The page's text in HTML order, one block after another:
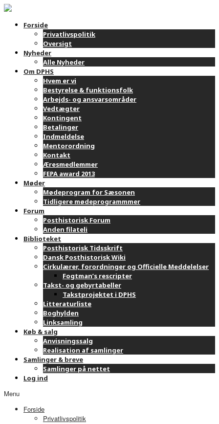
Forside
Privatlivspolitik
Oversigt
Nyheder
Alle Nyheder
Om DPHS
Hvem er vi
Bestyrelse & funktionsfolk
Arbejds- og ansvarsområder
Vedtægter
Kontingent
Betalinger
Indmeldelse
Mentorordning
Kontakt
Æresmedlemmer
FEPA award 2013
Møder
Mødeprogram for Sæsonen
Tidligere mødeprogrammmer
Forum
Posthistorisk Forum
Anden filateli
Biblioteket
Posthistorisk Tidsskrift
Dansk Posthistorisk Wiki
Cirkulærer, forordninger og Officielle Meddelelser
Fogtman’s rescripter
Takst- og gebyrtabeller
Takstprojektet i DPHS
Litteraturliste
Boghylden
Linksamling
Køb & salg
Anvisningssalg
Realisation af samlinger
Samlinger & breve
Samlinger på nettet
Log ind
Menu
Forside
Privatlivspolitik